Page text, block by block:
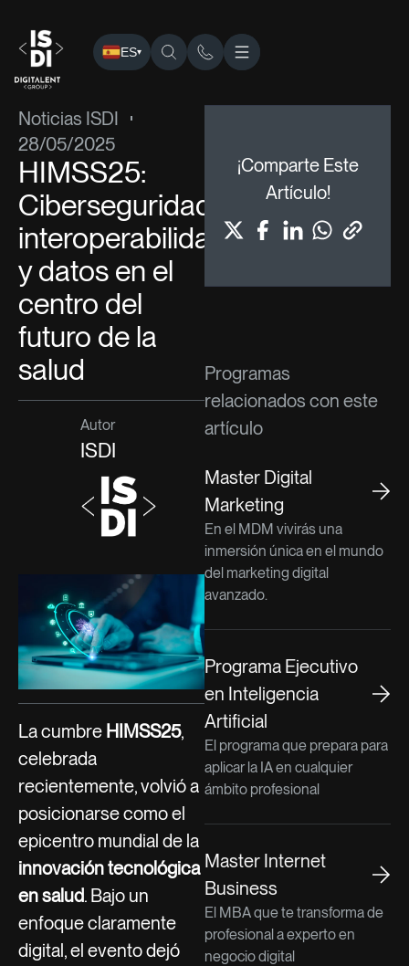
ES▾
ISDI› ›Noticias ISDI› HIMSS25: Ciberseguridad,
Noticias ISDI
28/05/2025
HIMSS25:
Ciberseguridad,
interoperabilidad
y datos en el
centro del
futuro de la
salud
Autor
ISDI
La cumbre HIMSS25,
celebrada
recientemente, volvió a
posicionarse como el
epicentro mundial de la
innovación tecnológica
en salud. Bajo un
enfoque claramente
digital, el evento dejó
¡Comparte Este
Artículo!
Programas
relacionados con este
artículo
Master Digital
Marketing
En el MDM vivirás una
inmersión única en el mundo
del marketing digital
avanzado.
Programa Ejecutivo
en Inteligencia
Artificial
El programa que prepara para
aplicar la IA en cualquier
ámbito profesional
Master Internet
Business
El MBA que te transforma de
profesional a experto en
negocio digital